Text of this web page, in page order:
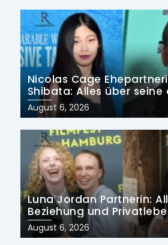
Nicolas Cage
Shibata: Alles über seine
und früheren Ehen
Posted
on
August 6, 2026
Luna Jordan Partnerin:
Beziehung und
Posted
on
August 6, 2026